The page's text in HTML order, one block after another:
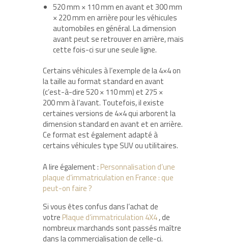
520 mm × 110 mm en avant et 300 mm
× 220 mm en arrière pour les véhicules
automobiles en général. La dimension
avant peut se retrouver en arrière, mais
cette fois-ci sur une seule ligne.
Certains véhicules à l’exemple de la 4×4 on
la taille au format standard en avant
(c’est-à-dire 520 × 110 mm) et 275 ×
200 mm à l’avant. Toutefois, il existe
certaines versions de 4×4 qui arborent la
dimension standard en avant et en arrière.
Ce format est également adapté à
certains véhicules type SUV ou utilitaires.
A lire également : Personnalisation d’une
plaque d’immatriculation en France : que
peut-on faire ?
Si vous êtes confus dans l’achat de
votre Plaque d’immatriculation 4X4, de
nombreux marchands sont passés maître
dans la commercialisation de celle-ci.